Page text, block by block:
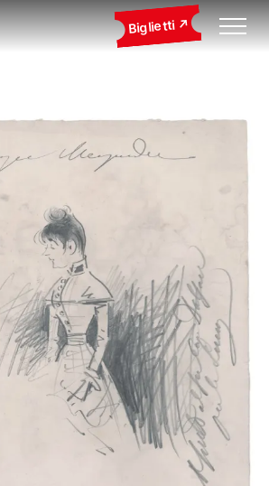
Biglietti